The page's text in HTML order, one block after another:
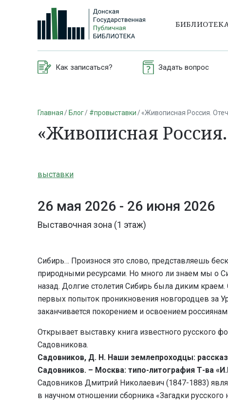
Как записаться? Задать вопрос
Главная Блог #провыставки «Живописная Россия.
«Живописная
выставки
26 мая 2026 - 26 июня 2026
Выставочная зона (1 этаж)
Сибирь… Произнося это слово, представляешь
природными ресурсами. Но много ли знаем мы о
назад. Долгие столетия Сибирь была диким
первых попыток проникновения новгородцев за
заканчивается покорением и освоением
Открывает выставку книга известного русского
Садовникова.
Садовников, Д. Н. Наши землепроходцы:
Садовников. – Москва: типо-литография Т-ва
Садовников Дмитрий Николаевич (1847-1883)
в научном отношении сборника «Загадки